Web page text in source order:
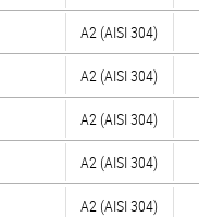
А2 (AISI 304)
А2 (AISI 304)
А2 (AISI 304)
А2 (AISI 304)
А2 (AISI 304)